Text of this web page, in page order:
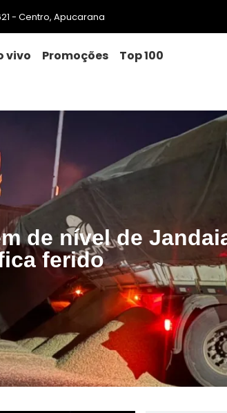
- Centro, Apucarana
vivo Promoções
Top 100
de nível de
ferido